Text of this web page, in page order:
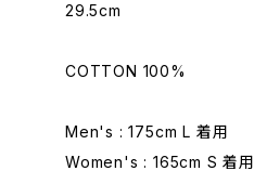
29.5cm
COTTON 100%
Men's : 175cm L 着用
Women's : 165cm S 着用